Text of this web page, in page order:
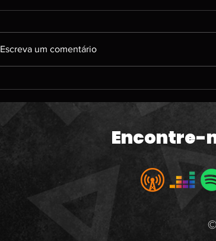
Um papo sobre jogos
banho de sangue da
Escreva um comentário
Encontre-